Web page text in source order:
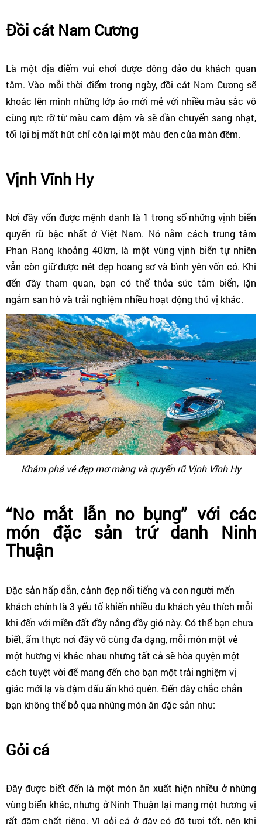
Đồi cát Nam Cương
Là một địa điểm vui chơi được đông đảo du khách quan
tâm. Vào mỗi thời điểm trong ngày, đồi cát Nam Cương sẽ
khoác lên mình những lớp áo mới mẻ với nhiều màu sắc vô
cùng rực rỡ từ màu cam đậm và sẽ dần chuyển sang nhạt,
tối lại bị mất hút chỉ còn lại một màu đen của màn đêm.
Vịnh Vĩnh Hy
Nơi đây vốn được mệnh danh là 1 trong số những vịnh biển
quyến rũ bậc nhất ở Việt Nam. Nó nằm cách trung tâm
Phan Rang khoảng 40km, là một vùng vịnh biển tự nhiên
vẫn còn giữ được nét đẹp hoang sơ và bình yên vốn có. Khi
đến đây tham quan, bạn có thể thỏa sức tắm biển, lặn
ngắm san hô và trải nghiệm nhiều hoạt động thú vị khác.
Khám phá vẻ đẹp mơ màng và quyến rũ Vịnh Vĩnh Hy
“No mắt lẫn no bụng” với các
món đặc sản trứ danh Ninh
Thuận
Đặc sản hấp dẫn, cảnh đẹp nổi tiếng và con người mến
khách chính là 3 yếu tố khiến nhiều du khách yêu thích mỗi
khi đến với miền đất đầy nắng đầy gió này. Có thể bạn chưa
biết, ẩm thực nơi đây vô cùng đa dạng, mỗi món một vẻ
một hương vị khác nhau nhưng tất cả sẽ hòa quyện một
cách tuyệt vời để mang đến cho bạn một trải nghiệm vị
giác mới lạ và đậm dấu ấn khó quên. Đến đây chắc chắn
bạn không thể bỏ qua những món ăn đặc sản như:
Gỏi cá
Đây được biết đến là một món ăn xuất hiện nhiều ở những
vùng biển khác, nhưng ở Ninh Thuận lại mang một hương vị
rất đậm chất riêng. Vì gỏi cá ở đây có độ tươi tốt, nên khi